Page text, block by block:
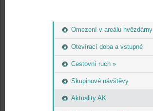
Omezení v areálu hvězdárny
Otevírací doba a vstupné
Cestovní ruch »
Skupinové návštěvy
Aktuality AK